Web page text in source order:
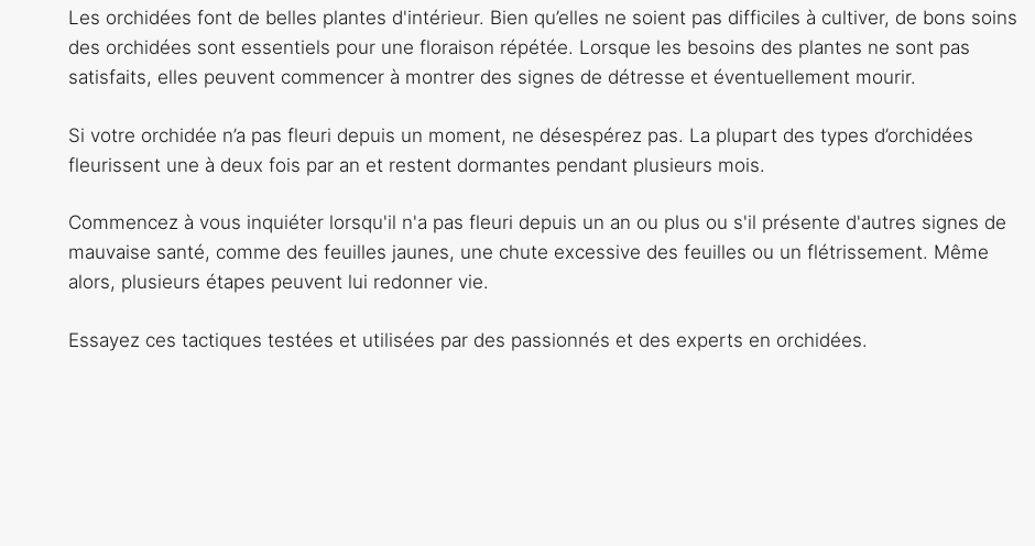
Les orchidées font de belles plantes d'intérieur. Bien qu’elles ne soient pas difficiles à cultiver, de bons soins
des orchidées sont essentiels pour une floraison répétée. Lorsque les besoins des plantes ne sont pas
satisfaits, elles peuvent commencer à montrer des signes de détresse et éventuellement mourir.
Si votre orchidée n’a pas fleuri depuis un moment, ne désespérez pas. La plupart des types d’orchidées
fleurissent une à deux fois par an et restent dormantes pendant plusieurs mois.
Commencez à vous inquiéter lorsqu'il n'a pas fleuri depuis un an ou plus ou s'il présente d'autres signes de
mauvaise santé, comme des feuilles jaunes, une chute excessive des feuilles ou un flétrissement. Même
alors, plusieurs étapes peuvent lui redonner vie.
Essayez ces tactiques testées et utilisées par des passionnés et des experts en orchidées.